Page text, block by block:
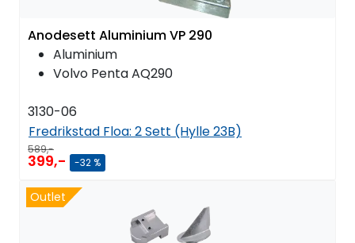
Anodesett Aluminium VP 290
Aluminium
Volvo Penta AQ290
3130-06
Fredrikstad Floa: 2 Sett (Hylle 23B)
589,-
399,- -32 %
Outlet